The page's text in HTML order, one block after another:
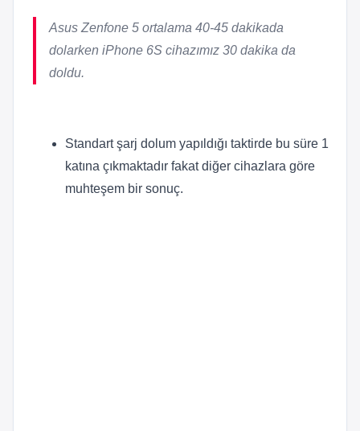
Asus Zenfone 5 ortalama 40-45 dakikada
dolarken iPhone 6S cihazımız 30 dakika da
doldu.
Standart şarj dolum yapıldığı taktirde bu süre 1
katına çıkmaktadır fakat diğer cihazlara göre
muhteşem bir sonuç.